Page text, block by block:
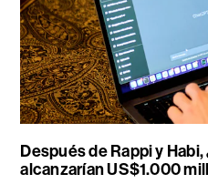
Después de Rappi y
alcanzarían US$1.000